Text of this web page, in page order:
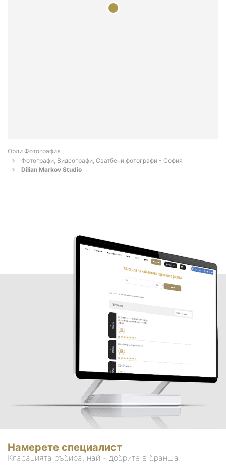
Орли Фотография
Фотографи, Видеографи, Сватбени фотографи - София
Dilian Markov Studio
Намерете специалист
Класацията събира, най - добрите в бранша.